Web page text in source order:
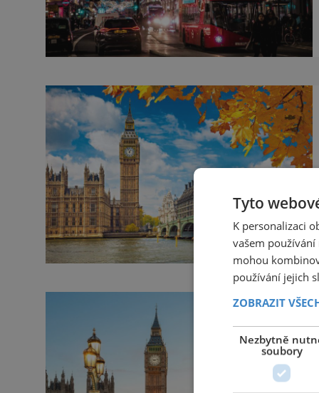
Tyto
K personalizaci
vašem
mohou
používání jejich
ZOBRAZIT
Nezbytně
soubory